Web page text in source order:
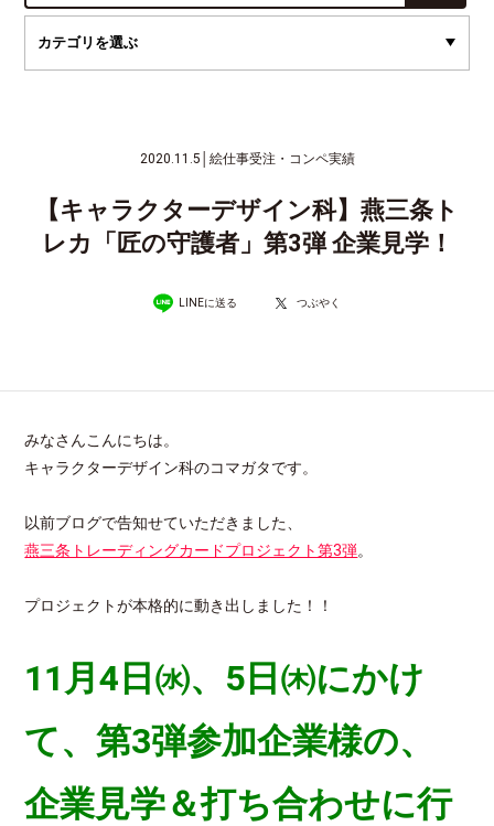
2020.11.5 絵仕事受注・コンペ実績
【キャラクターデザイン科】燕三条ト
レカ「匠の守護者」第3弾 企業見学！
LINEに送る つぶやく
みなさんこんにちは。
キャラクターデザイン科のコマガタです。
以前ブログで告知せていただきました、
燕三条トレーディングカードプロジェクト第3弾。
プロジェクトが本格的に動き出しました！！
11月4日㈬、5日㈭にかけ
て、第3弾参加企業様の、
企業見学＆打ち合わせに行